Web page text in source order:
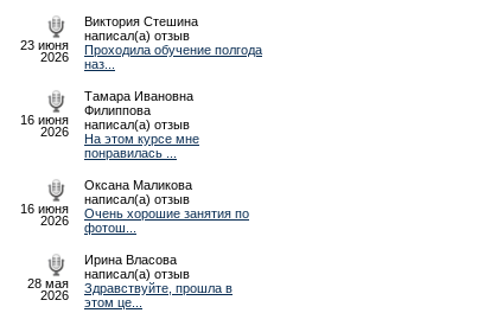
23 июня
2026
Виктория Стешина
написал(а) отзыв
Проходила обучение полгода
наз...
16 июня
2026
Тамара Ивановна
Филиппова
написал(а) отзыв
На этом курсе мне
понравилась ...
16 июня
2026
Оксана Маликова
написал(а) отзыв
Очень хорошие занятия по
фотош...
28 мая
2026
Ирина Власова
написал(а) отзыв
Здравствуйте, прошла в
этом це...